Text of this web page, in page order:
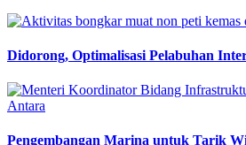
Didorong, Optimalisasi Pelabuhan
Pengembangan Marina untuk Tarik